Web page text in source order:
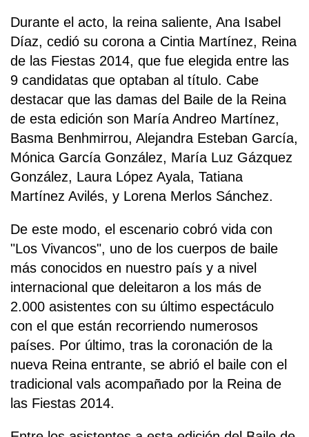
Durante el acto, la reina saliente, Ana Isabel
Díaz, cedió su corona a Cintia Martínez, Reina
de las Fiestas 2014, que fue elegida entre las
9 candidatas que optaban al título. Cabe
destacar que las damas del Baile de la Reina
de esta edición son María Andreo Martínez,
Basma Benhmirrou, Alejandra Esteban García,
Mónica García González, María Luz Gázquez
González, Laura López Ayala, Tatiana
Martínez Avilés, y Lorena Merlos Sánchez.
De este modo, el escenario cobró vida con
"Los Vivancos", uno de los cuerpos de baile
más conocidos en nuestro país y a nivel
internacional que deleitaron a los más de
2.000 asistentes con su último espectáculo
con el que están recorriendo numerosos
países. Por último, tras la coronación de la
nueva Reina entrante, se abrió el baile con el
tradicional vals acompañado por la Reina de
las Fiestas 2014.